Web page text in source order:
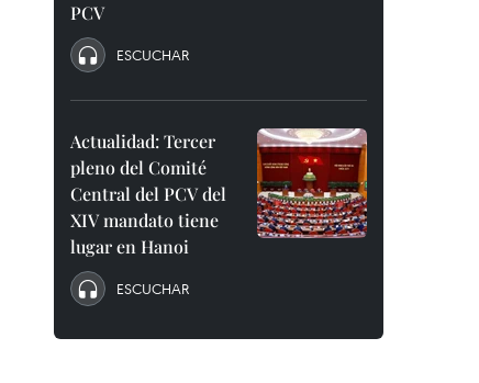
PCV
ESCUCHAR
Actualidad: Tercer
pleno del Comité
Central del PCV del
XIV mandato tiene
lugar en Hanoi
ESCUCHAR